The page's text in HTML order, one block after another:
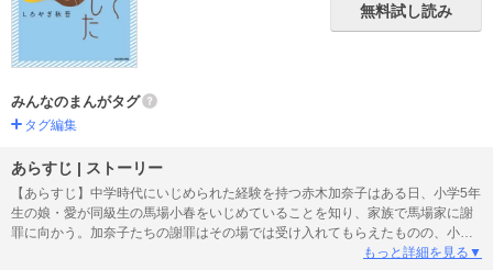
無料試し読み
みんなのまんがタグ
タグ編集
あらすじ | ストーリー
【あらすじ】中学時代にいじめられた経験を持つ赤木加奈子はある日、小学5年
生の娘・愛が同級生の馬場小春をいじめていることを知り、家族で馬場家に謝
罪に向かう。加奈子たちの謝罪はその場では受け入れてもらえたものの、小春
はその後、不登校になってしまう。小春の母・千春は苦しむ娘を見て知り合い
もっと詳細を見る▼